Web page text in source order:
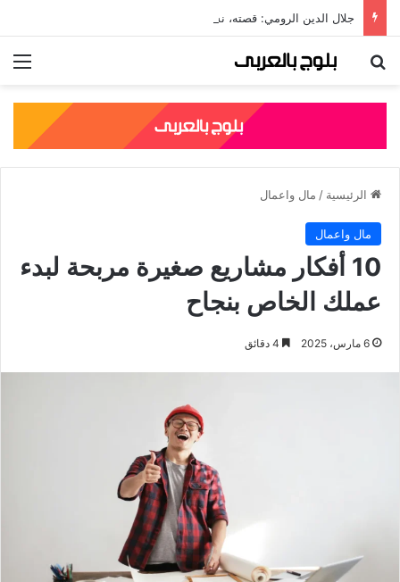
جلال الدين الرومي: قصته، نسبه، وأشهر مؤلفاته الصوفية
بحث عن
الرئيسية / مال واعمال
مال واعمال
10 أفكار مشاريع صغيرة مربحة لبدء
عملك الخاص بنجاح
6 مارس، 2025